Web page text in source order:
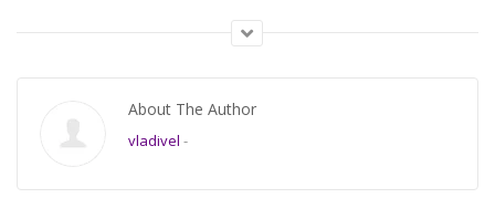
About The Author
vladivel -